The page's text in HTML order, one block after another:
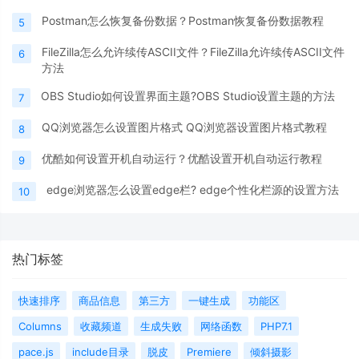
5 Postman怎么恢复备份数据？Postman恢复备份数据教程
6
FileZilla怎么允许续传ASCII文件？FileZilla允许续传ASCII文件
方法
7 OBS Studio如何设置界面主题?OBS Studio设置主题的方法
8 QQ浏览器怎么设置图片格式 QQ浏览器设置图片格式教程
9 优酷如何设置开机自动运行？优酷设置开机自动运行教程
10 edge浏览器怎么设置edge栏? edge个性化栏源的设置方法
热门标签
快速排序 商品信息 第三方 一键生成
功能区
Columns
收藏频道 生成失败 网络函数
PHP7.1
pace.js
include目录 脱皮 Premiere
倾斜摄影